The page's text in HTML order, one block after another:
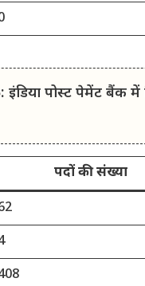
पोस्ट पेमेंट बैंक में
पदों की संख्या